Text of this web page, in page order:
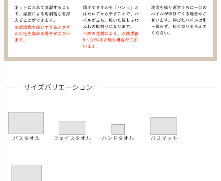
サイズバリエーション
バスタオル フェイスタオル ハンドタオル バスマット